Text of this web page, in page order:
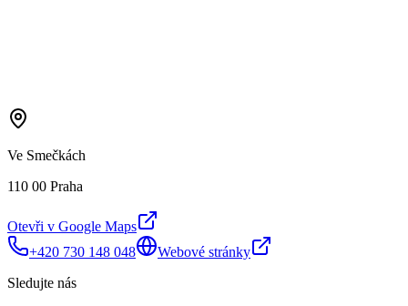
Ve Smečkách
110 00 Praha
Otevři v Google Maps
+420 730 148 048
Webové stránky
Sledujte nás